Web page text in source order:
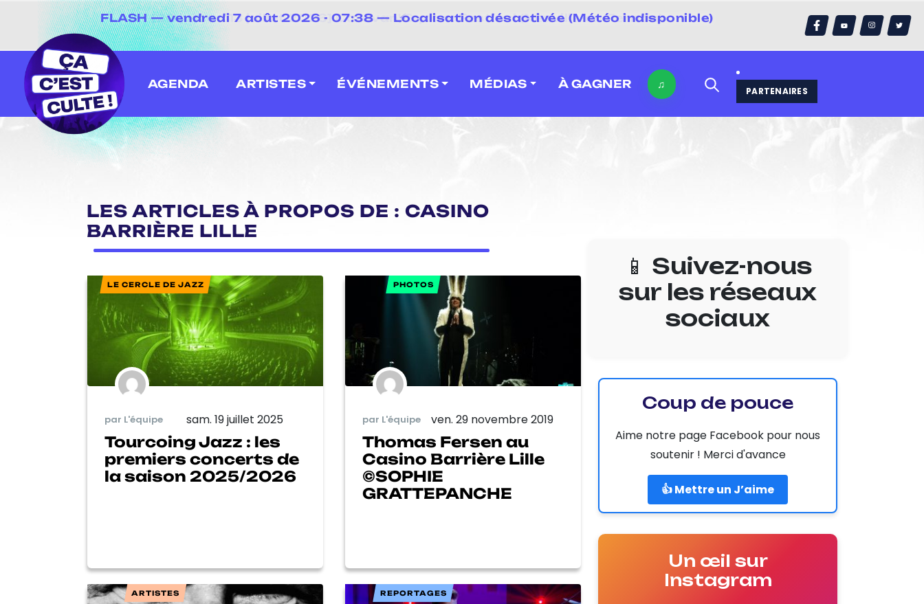
⚡
FLASH — vendredi 7 août 2026 - 07:38 — Localisation désactivée (Météo indisponible)
[20 juin au 13 juillet 2026] Caravan' Square Festival (Neuville-en-Ferrain)
AGENDA ARTISTES ÉVÉNEMENTS MÉDIAS À GAGNER ♫
PARTENAIRES
LES ARTICLES À PROPOS DE : CASINO
BARRIÈRE LILLE
LE CERCLE DE JAZZ
par L'équipe sam. 19 juillet 2025
Tourcoing Jazz : les
premiers concerts de
la saison 2025/2026
PHOTOS
par L'équipe ven. 29 novembre 2019
Thomas Fersen au
Casino Barrière Lille
©SOPHIE
GRATTEPANCHE
ARTISTES REPORTAGES
📱 Suivez-nous
sur les réseaux
sociaux
Coup de pouce
Aime notre page Facebook pour nous
soutenir ! Merci d'avance
👍 Mettre un J’aime
Un œil sur
Instagram